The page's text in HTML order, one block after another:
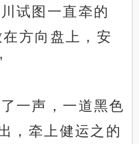
试图一直牵的
方向盘上，安
一声，一道黑色
，牵上健运之的